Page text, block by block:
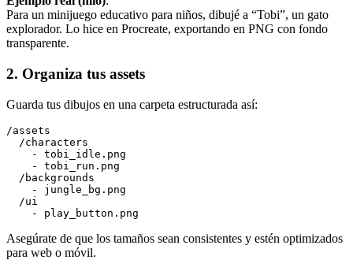
Para un minijuego educativo para niños, dibujé a “Tobi”, un gato
explorador. Lo hice en Procreate, exportando en PNG con fondo
transparente.
2. Organiza tus assets
Guarda tus dibujos en una carpeta estructurada así:
/assets
    - play_button.png
Asegúrate de que los tamaños sean consistentes y estén optimizados
para web o móvil.